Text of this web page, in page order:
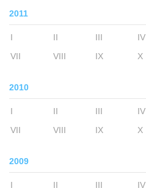
2011
I II III IV
VII
VIII IX X
2010
I II III IV
VII
VIII IX X
2009
I II III IV